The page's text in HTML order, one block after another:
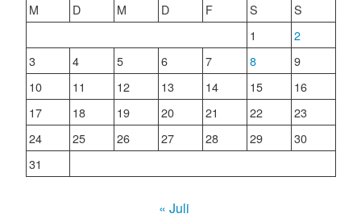
M
D M D F S
S
1
2
3
4 5 6 7 8
9
10
11 12 13 14 15
16
17
18 19 20 21 22
23
24
25 26 27 28 29
30
31
« Juli